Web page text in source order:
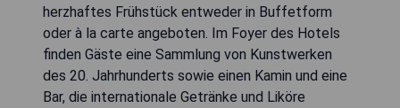
herzhaftes Frühstück entweder in Buffetform
oder à la carte angeboten. Im Foyer des Hotels
finden Gäste eine Sammlung von Kunstwerken
des 20. Jahrhunderts sowie einen Kamin und eine
Bar, die internationale Getränke und Liköre